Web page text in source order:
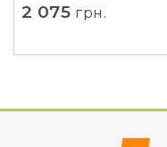
2 075 грн.